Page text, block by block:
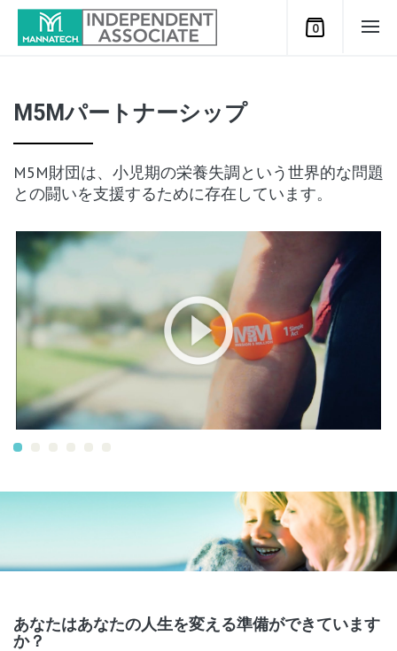
0
M5Mパートナーシップ
M5M財団は、小児期の栄養失調という世界的な問題
との闘いを支援するために存在しています。
あなたはあなたの人生を変える準備ができています
か？